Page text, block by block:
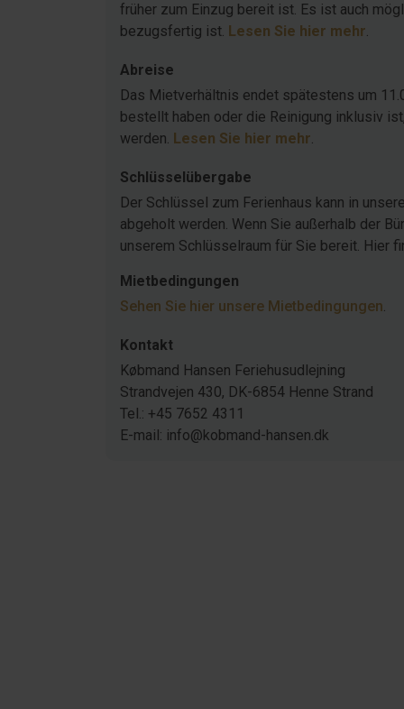
früher zum Einzug bereit ist. Es ist auch
bezugsfertig ist. Lesen Sie hier mehr.
Abreise
Das Mietverhältnis endet spätestens um
bestellt haben oder die Reinigung inklusiv
werden. Lesen Sie hier mehr.
Schlüsselübergabe
Der Schlüssel zum Ferienhaus kann in
abgeholt werden. Wenn Sie außerhalb der
unserem Schlüsselraum für Sie bereit. Hier
Mietbedingungen
Sehen Sie hier unsere Mietbedingungen.
Kontakt
Købmand Hansen Feriehusudlejning
Strandvejen 430, DK-6854 Henne Strand
Tel.: +45 7652 4311
E-mail: info@kobmand-hansen.dk